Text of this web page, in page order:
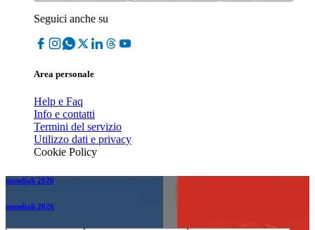
Seguici anche su
Area personale
Help e Faq
Info e contatti
Termini del servizio
Utilizzo dati e privacy
Cookie Policy
mondiali 2026
mondiali 2026